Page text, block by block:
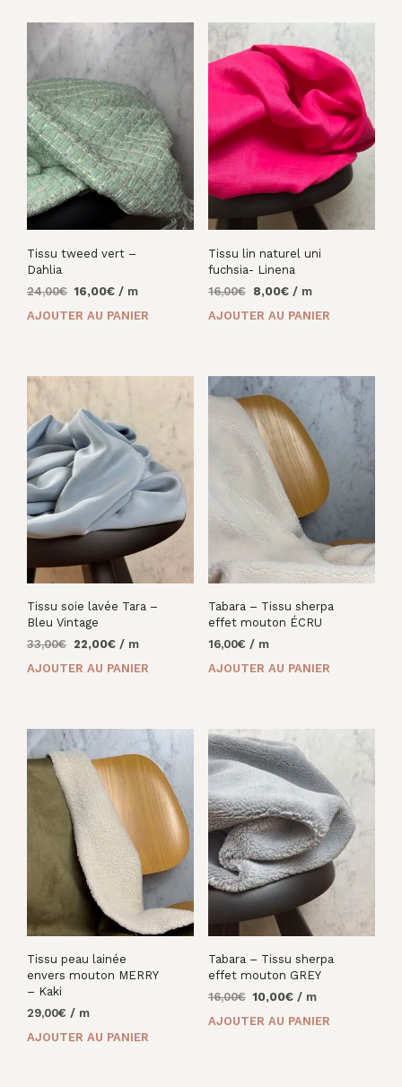
Tissu tweed vert –
Dahlia
24,00€ Le
16,00€Le/ m
AJOUTER AU PANIER
Tissu lin naturel uni
fuchsia- Linena
16,00€
Le
8,00€Le/ m
AJOUTER AU PANIER
Tissu soie lavée Tara –
Bleu Vintage
33,00€ Le
22,00€Le/ m
AJOUTER AU PANIER
Tabara – Tissu sherpa
effet mouton ÉCRU
16,00€ / m
AJOUTER AU PANIER
Tissu peau lainée
envers mouton MERRY
– Kaki
29,00€ / m
AJOUTER AU PANIER
Tabara – Tissu sherpa
effet mouton GREY
16,00€ Le
10,00€Le/ m
AJOUTER AU PANIER